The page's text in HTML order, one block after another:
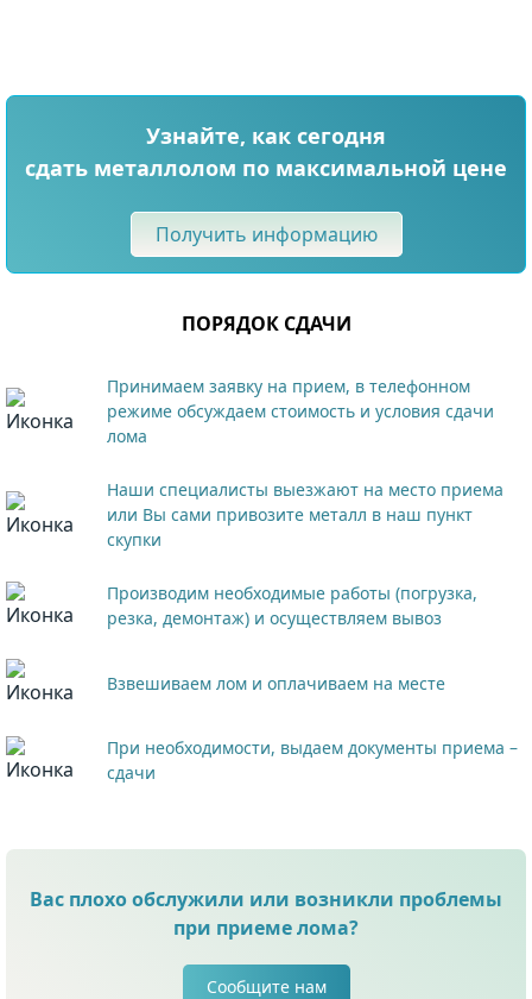
Узнайте, как сегодня
сдать металлолом по максимальной цене
Получить информацию
ПОРЯДОК СДАЧИ
Принимаем заявку на прием, в телефонном
режиме обсуждаем стоимость и условия сдачи
лома
Наши специалисты выезжают на место приема
или Вы сами привозите металл в наш пункт
скупки
Производим необходимые работы (погрузка,
резка, демонтаж) и осуществляем вывоз
Взвешиваем лом и оплачиваем на месте
При необходимости, выдаем документы приема –
сдачи
Вас плохо обслужили или возникли проблемы
при приеме лома?
Сообщите нам